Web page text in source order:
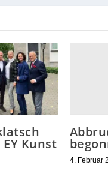
Kunst
4. Februar